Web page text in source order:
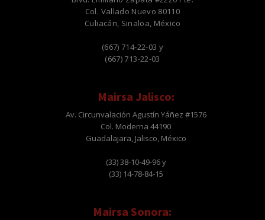
Col. Vallado Nuevo 80110
Culiacán, Sinaloa, México
(667) 714-22-03 y
(667) 713-22-03
Mairsa Jalisco:
Av. Circunvalación Agustín Yáñez #1576
Col. Moderna 44190
Guadalajara, Jalisco, México
(33) 38-10-49-96 y
(33) 14-78-84-15
Mairsa Sonora: